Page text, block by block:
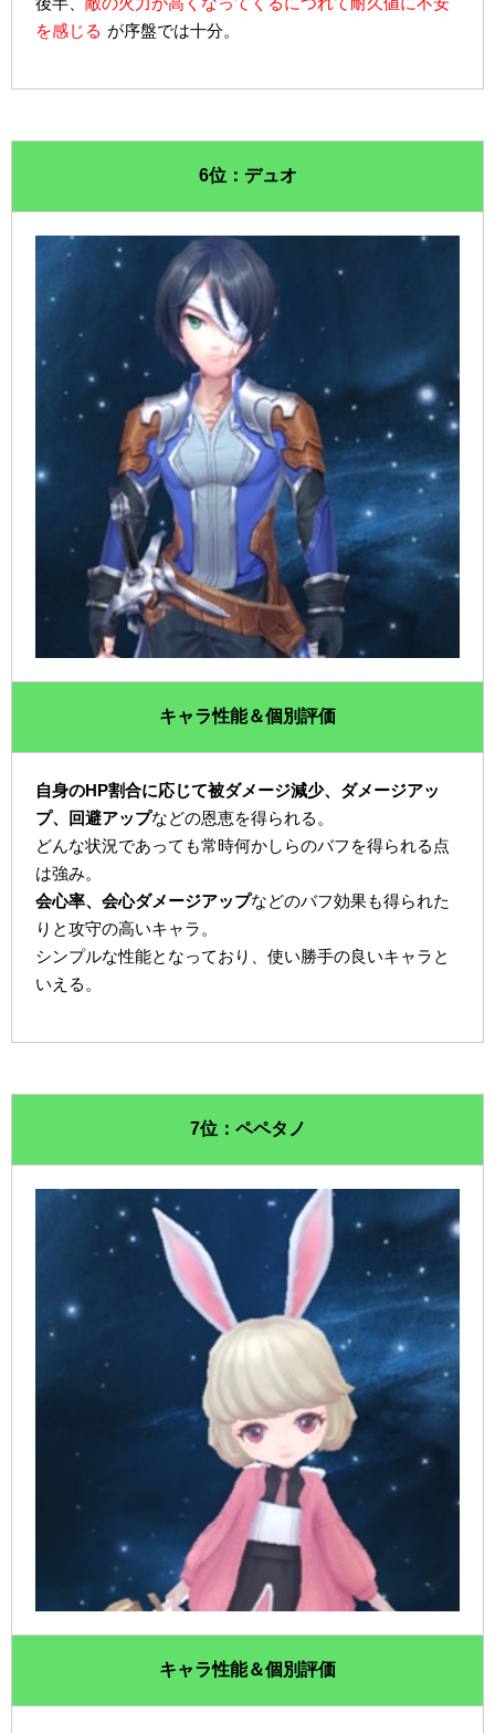
を感じる が序盤では十分。
6位：デュオ
キャラ性能＆個別評価
自身のHP割合に応じて被ダメージ減少、ダメージアッ
プ、回避アップなどの恩恵を得られる。
どんな状況であっても常時何かしらのバフを得られる点
は強み。
会心率、会心ダメージアップなどのバフ効果も得られた
りと攻守の高いキャラ。
シンプルな性能となっており、使い勝手の良いキャラと
いえる。
7位：ペペタノ
キャラ性能＆個別評価